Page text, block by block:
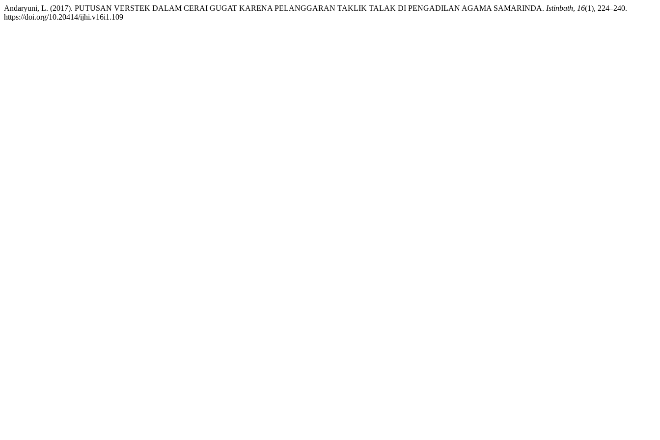
Andaryuni, L. (2017). PUTUSAN VERSTEK DALAM CERAI GUGAT KARENA PELANGGARAN TAKLIK TALAK DI PENGADILAN AGAMA SAMARINDA. Istinbath, 16(1), 224–240.
https://doi.org/10.20414/ijhi.v16i1.109